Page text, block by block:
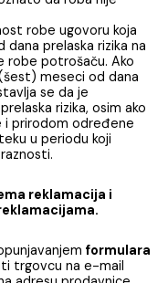
mogao lako uočiti
je roba saobrazna
robe ugovoru
ugovora potrošaču
da roba nije
robe ugovoru
od dana prelaska
robe potrošaču.
se da je
prelaska rizika, osim
teku u periodu koji